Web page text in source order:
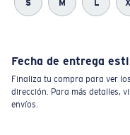
S M L
Fecha de entrega
Finaliza tu compra para ver
dirección. Para más detalles,
envíos.